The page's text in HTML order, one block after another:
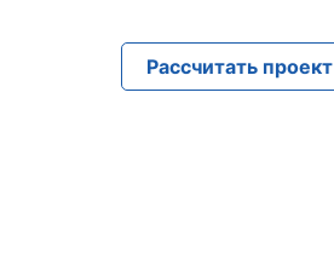
Рассчитать проект